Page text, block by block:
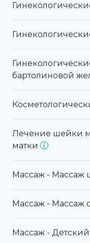
бартолиновой
Лечение шейки
матки
Массаж - Массаж
Массаж - Массаж
Массаж -